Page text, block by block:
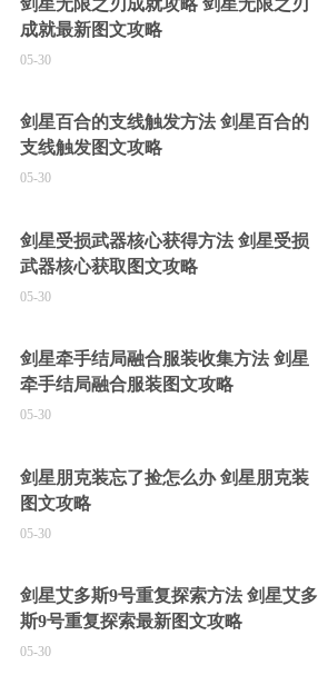
剑星无限之刃成就攻略 剑星无限之刃
成就最新图文攻略
05-30
剑星百合的支线触发方法 剑星百合的
支线触发图文攻略
05-30
剑星受损武器核心获得方法 剑星受损
武器核心获取图文攻略
05-30
剑星牵手结局融合服装收集方法 剑星
牵手结局融合服装图文攻略
05-30
剑星朋克装忘了捡怎么办 剑星朋克装
图文攻略
05-30
剑星艾多斯9号重复探索方法 剑星艾多
斯9号重复探索最新图文攻略
05-30